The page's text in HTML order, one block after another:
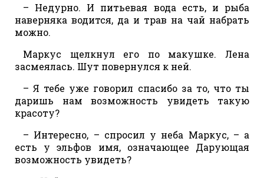
– Недурно. И питьевая вода есть, и рыба
наверняка водится, да и трав на чай набрать
можно.
Маркус щелкнул его по макушке. Лена
засмеялась. Шут повернулся к ней.
– Я тебе уже говорил спасибо за то, что ты
даришь нам возможность увидеть такую
красоту?
– Интересно, – спросил у неба Маркус, – а
есть у эльфов имя, означающее Дарующая
возможность увидеть?